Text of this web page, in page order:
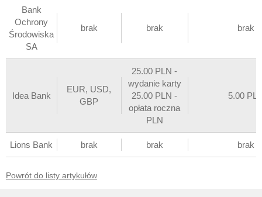
Bank
Ochrony
Środowiska
SA
brak brak brak
Idea Bank
EUR, USD,
GBP
25.00 PLN -
wydanie karty
25.00 PLN -
opłata roczna
PLN
5.00
Lions Bank brak brak brak
Powrót do listy artykułów